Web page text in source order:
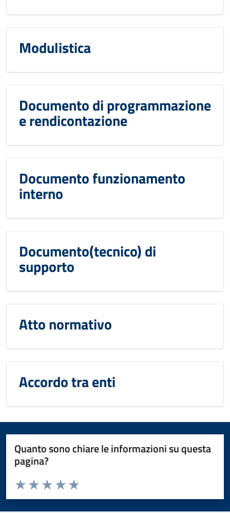
Modulistica
Documento di programmazione
e rendicontazione
Documento funzionamento
interno
Documento(tecnico) di
supporto
Atto normativo
Accordo tra enti
Quanto sono chiare le informazioni su questa
pagina?
Domanda
Valuta da 1 a 5 stelle la pagina
Valuta 5 stelle su 5
Valuta 4 stelle su 5
Valuta 3 stelle su 5
Valuta 2 stelle su 5
Valuta 1 stelle su 5